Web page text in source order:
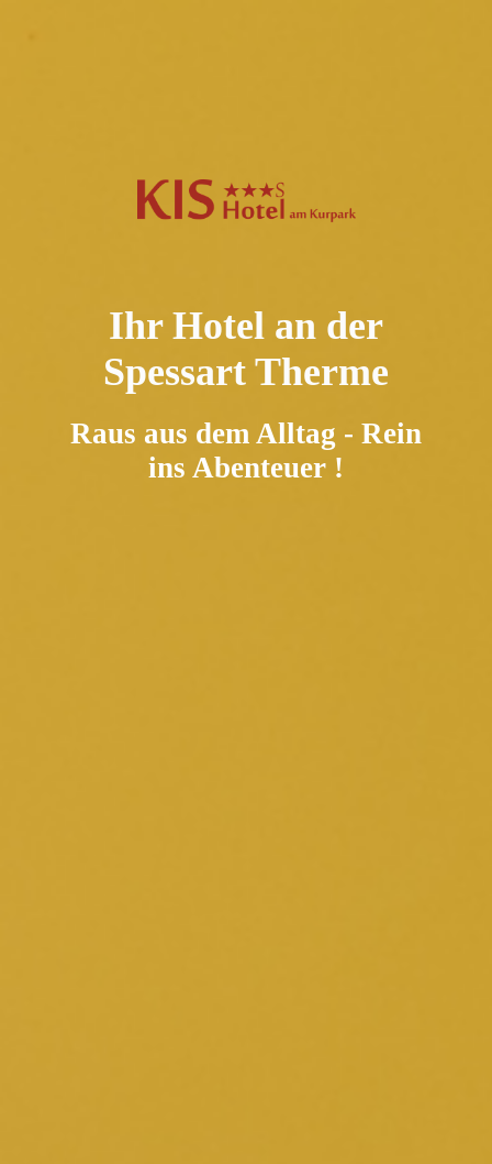
Ihr Hotel an der
Spessart Therme
Raus aus dem Alltag - Rein
ins Abenteuer !